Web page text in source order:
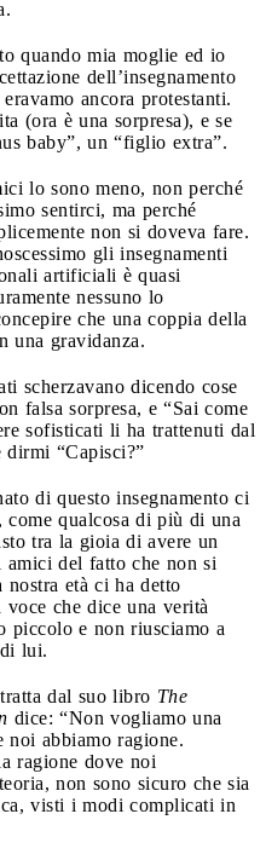
quando mia moglie ed io
dell’insegnamento
ancora protestanti.
(ora è una sorpresa), e se
baby”, un “figlio extra”.
lo sono meno, non perché
sentirci, ma perché
non si doveva fare.
gli insegnamenti
artificiali è quasi
nessuno lo
che una coppia della
una gravidanza.
scherzavano dicendo cose
falsa sorpresa, e “Sai come
sofisticati li ha trattenuti dal
“Capisci?”
di questo insegnamento ci
qualcosa di più di una
tra la gioia di avere un
del fatto che non si
età ci ha detto
voce che dice una verità
piccolo e non riusciamo a
lui.
dal suo libro The
dice: “Non vogliamo una
noi abbiamo ragione.
ragione dove noi
non sono sicuro che sia
visti i modi complicati in